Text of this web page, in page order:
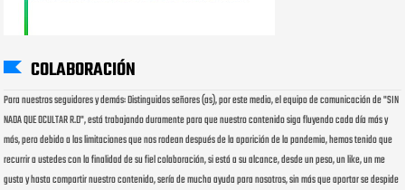
COLABORACIÓN
Para nuestros seguidores y demás: Distinguidos señores (as), por este medio, el equipo de comunicación de "SIN
NADA QUE OCULTAR R.D", está trabajando duramente para que nuestro contenido siga fluyendo cada día más y
más, pero debido a las limitaciones que nos rodean después de la aparición de la pandemia, hemos tenido que
recurrir a ustedes con la finalidad de su fiel colaboración, si está a su alcance, desde un peso, un like, un me
gusta y hasta compartir nuestro contenido, sería de mucha ayuda para nosotros, sin más que aportar se despide